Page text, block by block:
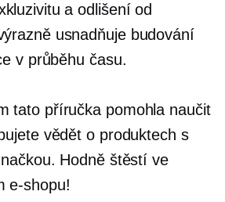
a odlišení od
usnadňuje budování
v průběhu času.
tato příručka pomohla naučit
vědět o produktech s
Hodně štěstí ve
e-shopu!